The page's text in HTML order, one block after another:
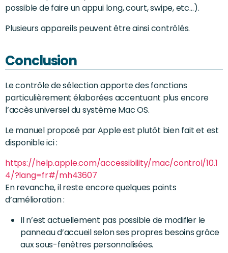
possible de faire un appui long, court, swipe, etc…).
Plusieurs appareils peuvent être ainsi contrôlés.
Conclusion
Le contrôle de sélection apporte des fonctions
particulièrement élaborées accentuant plus encore
l’accès universel du système Mac OS.
Le manuel proposé par Apple est plutôt bien fait et est
disponible ici :
https://help.apple.com/accessibility/mac/control/10.1
4/?lang=fr#/mh43607
En revanche, il reste encore quelques points
d’amélioration :
Il n’est actuellement pas possible de modifier le
panneau d’accueil selon ses propres besoins grâce
aux sous-fenêtres personnalisées.